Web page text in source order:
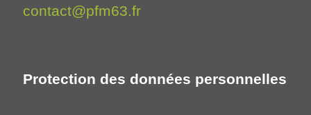
contact@pfm63.fr
Protection des données personnelles